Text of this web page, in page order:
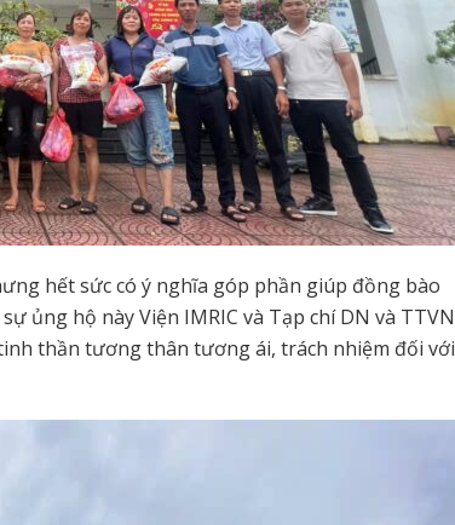
hết sức có ý nghĩa góp phần giúp đồng bào
ủng hộ này Viện IMRIC và Tạp chí DN và TTVN
thần tương thân tương ái, trách nhiệm đối với